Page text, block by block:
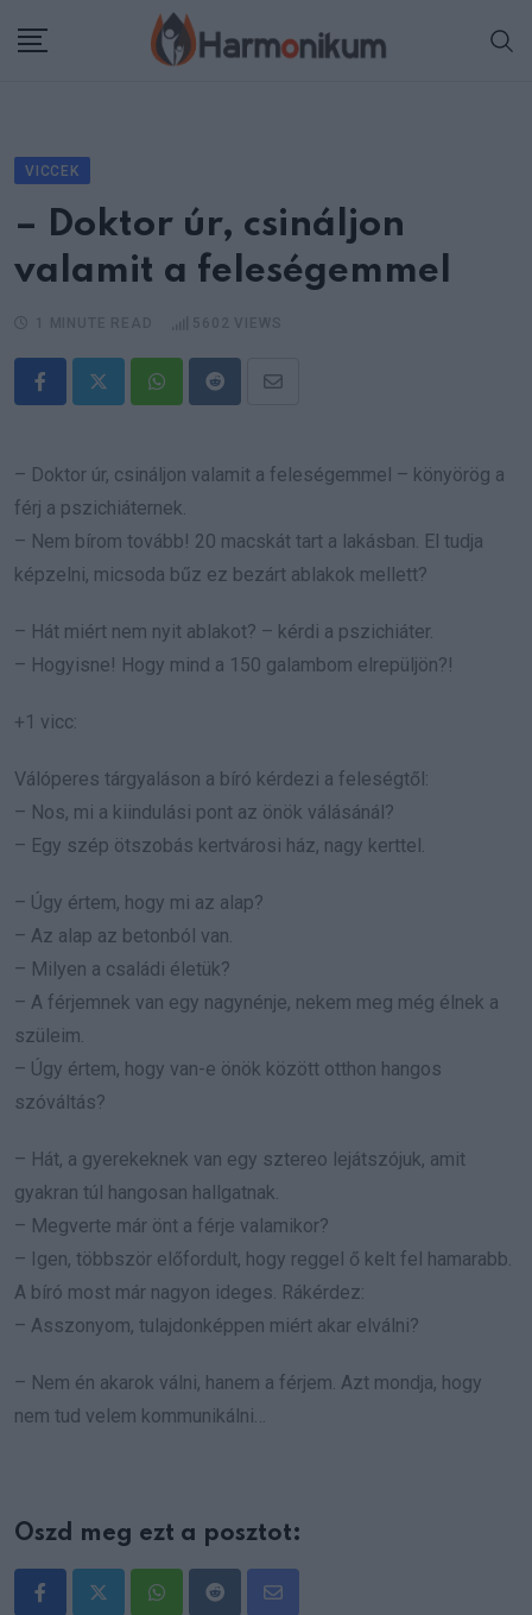
VICCEK
– Doktor úr, csináljon
valamit a feleségemmel
WhatsappRedditShare
Email
– Doktor úr, csináljon valamit a feleségemmel – könyörög a
férj a pszichiáternek.
– Nem bírom tovább! 20 macskát tart a lakásban. El tudja
képzelni, micsoda bűz ez bezárt ablakok mellett?
– Hát miért nem nyit ablakot? – kérdi a pszichiáter.
– Hogyisne! Hogy mind a 150 galambom elrepüljön?!
+1 vicc:
Válóperes tárgyaláson a bíró kérdezi a feleségtől:
– Nos, mi a kiindulási pont az önök válásánál?
– Egy szép ötszobás kertvárosi ház, nagy kerttel.
– Úgy értem, hogy mi az alap?
– Az alap az betonból van.
– Milyen a családi életük?
– A férjemnek van egy nagynénje, nekem meg még élnek a
szüleim.
– Úgy értem, hogy van-e önök között otthon hangos
szóváltás?
– Hát, a gyerekeknek van egy sztereo lejátszójuk, amit
gyakran túl hangosan hallgatnak.
– Megverte már önt a férje valamikor?
– Igen, többször előfordult, hogy reggel ő kelt fel hamarabb.
A bíró most már nagyon ideges. Rákérdez:
– Asszonyom, tulajdonképpen miért akar elválni?
– Nem én akarok válni, hanem a férjem. Azt mondja, hogy
nem tud velem kommunikálni…
Oszd meg ezt a posztot:
WhatsappRedditShare